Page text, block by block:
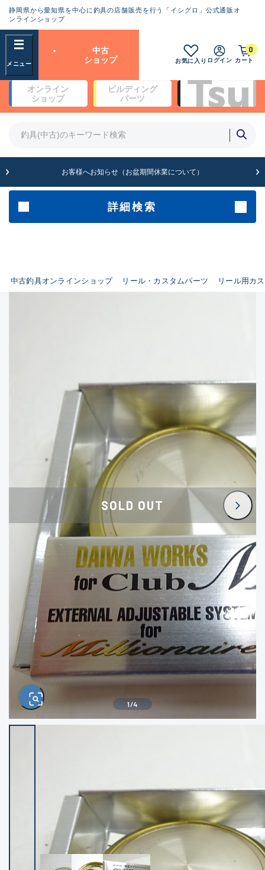
静岡県から愛知県を中心に釣具の店舗販売を行う「イシグロ」公式通販オ
ンラインショップ
中古
ショップ
お気に入り ログイン カート
0
オンライン
ショップ
ビルディング
パーツ
お客様へお知らせ（お盆期間休業について）
詳細検索
中古釣具オンラインショップ リール・カスタムパーツ リール用カ
フリーワード
商品カテゴリ
竿・ルアーロッド(64430)
その他・雑品(1066)
イシグロフレスポ鈴鹿店
イシグロカインズモール彦根店
イシグロ静岡中吉田店
イシグロ名東引山店
イシグロ豊田店
イシグロ豊橋向山店
イシグロ岐阜店
イシグロ高林店
イシグロ西尾店
イシグロ三河安城店
イシグロ半田店
イシグロ岡崎若松店
イシグロ岡崎大樹寺店
イシグロ焼津店
イシグロ掛川店
イシグロ沼津店
イシグロ駿東柿田川店
イシグロ富士店
イシグロ御殿場店
イシグロ伊東店
ランクとは？
良
悪
SA
新古品（メーカー問屋から仕
入れた未使用品）
※店頭展示時の置き傷が付いている
ものも含む
傷が極めて少ない極上品
B
C-
かなり使用感があり、全体的
に目立つ傷が多い品
D
著しく状態が悪いが使用はで
きるもの、改造品も含む
※ルアー、エギ、雑品、その他につきましては
ランク表記はございません。 状態は写真にて
ご確認ください。
SOLD OUT
1/4